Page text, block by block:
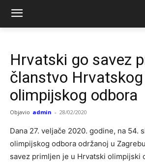
Hrvatski go savez
članstvo Hrvatskog
olimpijskog odbora
Objavio admin - 28/02/2020
Dana 27. veljače 2020. godine, na 54.
olimpijskog odbora održanoj u
savez primljen je u Hrvatski olimpijski